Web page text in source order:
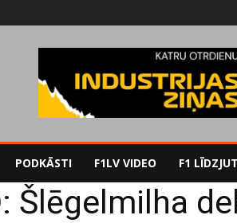
PODKĀSTI F1LV VIDEO F1
Šlēgelmilha